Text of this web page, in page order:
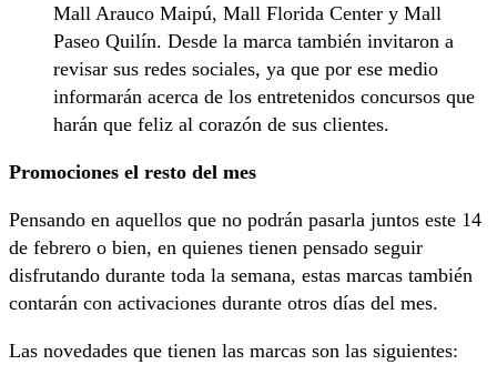
Mall Arauco Maipú, Mall Florida Center y Mall
Paseo Quilín. Desde la marca también invitaron a
revisar sus redes sociales, ya que por ese medio
informarán acerca de los entretenidos concursos que
harán que feliz al corazón de sus clientes.
Promociones el resto del mes
Pensando en aquellos que no podrán pasarla juntos este 14
de febrero o bien, en quienes tienen pensado seguir
disfrutando durante toda la semana, estas marcas también
contarán con activaciones durante otros días del mes.
Las novedades que tienen las marcas son las siguientes: